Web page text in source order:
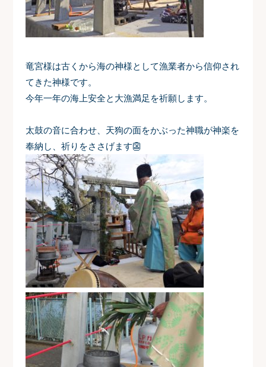
竜宮様は古くから海の神様として漁業者から信仰され
てきた神様です。
今年一年の海上安全と大漁満足を祈願します。
太鼓の音に合わせ、天狗の面をかぶった神職が神楽を
奉納し、祈りをささげます👺